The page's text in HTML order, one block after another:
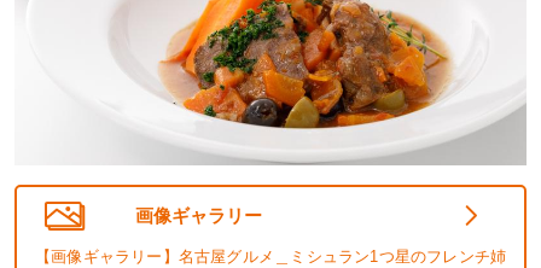
画像ギャラリー
【画像ギャラリー】名古屋グルメ＿ミシュラン1つ星のフレンチ姉